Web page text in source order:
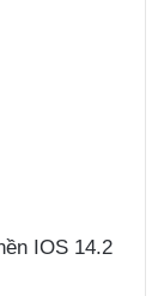
IOS 14.2